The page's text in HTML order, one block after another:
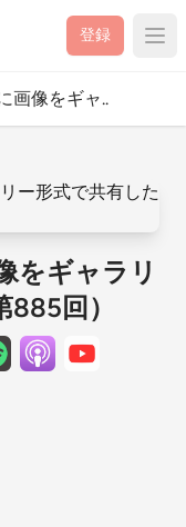
登録
画像をギャ..
をギャラリ
回）